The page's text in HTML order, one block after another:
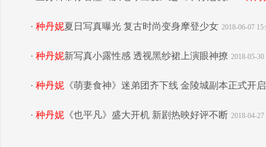
· 种丹妮夏日写真曝光 复古时尚变身摩登少女 2018-06-07
· 种丹妮新写真小露性感 透视黑纱裙上演眼神撩 2018-05-30
· 种丹妮 《萌妻食神》迷弟团齐下线 金陵城副本正式开启
· 种丹妮 《也平凡》盛大开机 新剧热映好评不断 2018-04-27